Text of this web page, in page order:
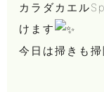
カラダカエル
けます
今日は掃きも掃